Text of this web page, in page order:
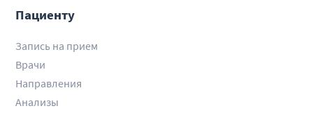
Пациенту
Запись на прием
Врачи
Направления
Анализы